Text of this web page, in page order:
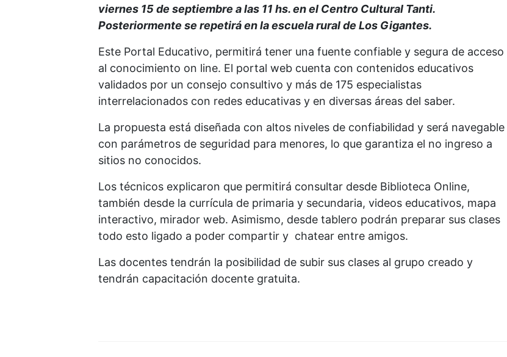
viernes 15 de septiembre a las 11 hs. en el Centro Cultural Tanti.
Posteriormente se repetirá en la escuela rural de Los Gigantes.
Este Portal Educativo, permitirá tener una fuente confiable y segura de acceso
al conocimiento on line. El portal web cuenta con contenidos educativos
validados por un consejo consultivo y más de 175 especialistas
interrelacionados con redes educativas y en diversas áreas del saber.
La propuesta está diseñada con altos niveles de confiabilidad y será navegable
con parámetros de seguridad para menores, lo que garantiza el no ingreso a
sitios no conocidos.
Los técnicos explicaron que permitirá consultar desde Biblioteca Online,
también desde la currícula de primaria y secundaria, videos educativos, mapa
interactivo, mirador web. Asimismo, desde tablero podrán preparar sus clases
todo esto ligado a poder compartir y chatear entre amigos.
Las docentes tendrán la posibilidad de subir sus clases al grupo creado y
tendrán capacitación docente gratuita.